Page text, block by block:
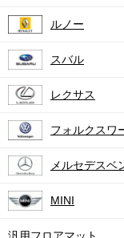
ルノー
スバル
レクサス
フォルクスワ
メルセデスベ
MINI